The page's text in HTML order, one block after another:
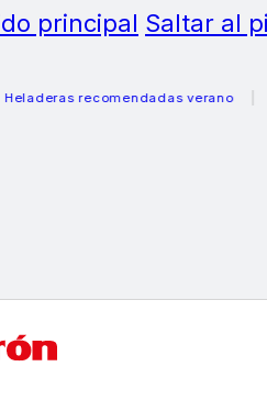
principal Saltar al
recomendadas verano